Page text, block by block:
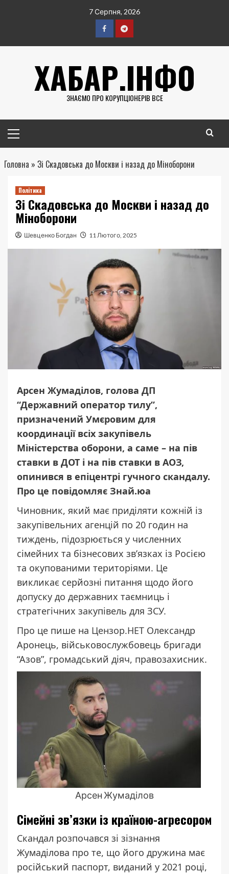
7 Серпня, 2026
FacebookTelegram
ХАБАР.ІНФО
ЗНАЄМО ПРО КОРУПЦІОНЕРІВ ВСЕ
меню
Головна » Зі Скадовська до Москви і назад до Міноборони
Політика
Зі Скадовська до Москви і назад до
Міноборони
Шевценко Богдан 11 Лютого, 2025
Арсен Жумаділов, голова ДП
“Державний оператор тилу”,
призначений Умєровим для
координації всіх закупівель
Міністерства оборони, а саме – на пів
ставки в ДОТ і на пів ставки в АОЗ,
опинився в епіцентрі гучного скандалу.
Про це повідомляє Знай.юа
Чиновник, який має приділяти кожній із
закупівельних агенцій по 20 годин на
тиждень, підозрюється у численних
сімейних та бізнесових зв’язках із Росією
та окупованими територіями. Це
викликає серйозні питання щодо його
допуску до державних таємниць і
стратегічних закупівель для ЗСУ.
Про це пише на Цензор.НЕТ Олександр
Аронець, військовослужбовець бригади
“Азов”, громадський діяч, правозахисник.
Арсен Жумаділов
Сімейні зв’язки із країною-агресором
Скандал розпочався зі зізнання
Жумаділова про те, що його дружина має
російський паспорт, виданий у 2021 році,